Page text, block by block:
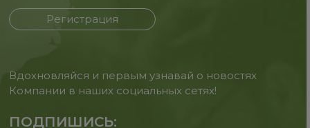
Регистрация
Вдохновляйся и первым узнавай о новостях
Компании в наших социальных сетях!
ПОДПИШИСЬ: